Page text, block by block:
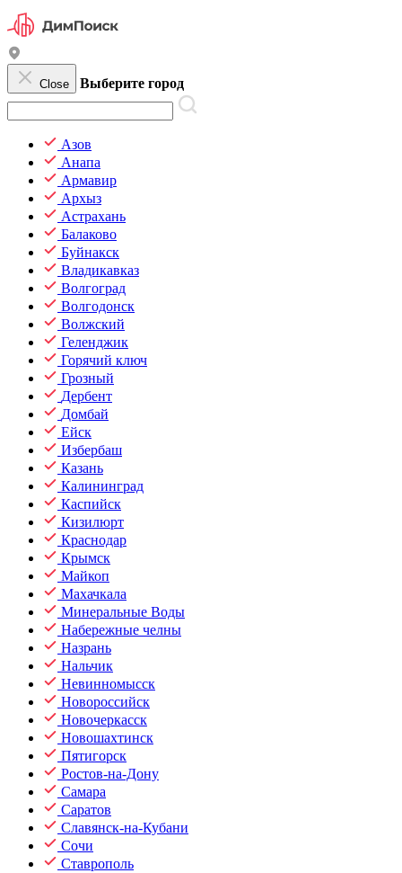
Close Выберите город
Азов
Анапа
Армавир
Архыз
Астрахань
Балаково
Буйнакск
Владикавказ
Волгоград
Волгодонск
Волжский
Геленджик
Горячий ключ
Грозный
Дербент
Домбай
Ейск
Избербаш
Казань
Калининград
Каспийск
Кизилюрт
Краснодар
Крымск
Майкоп
Махачкала
Минеральные Воды
Набережные челны
Назрань
Нальчик
Невинномысск
Новороссийск
Новочеркасск
Новошахтинск
Пятигорск
Ростов-на-Дону
Самара
Саратов
Славянск-на-Кубани
Сочи
Ставрополь